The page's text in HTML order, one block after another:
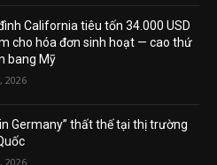
California tiêu tốn 34.000 USD
cho hóa đơn sinh hoạt — cao thứ
bang Mỹ
2026
Germany” thất thế tại thị trường
2026